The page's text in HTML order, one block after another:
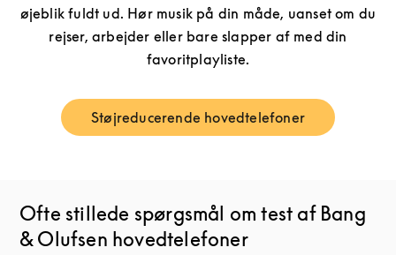
øjeblik fuldt ud. Hør musik på din måde, uanset om du
rejser, arbejder eller bare slapper af med din
favoritplayliste.
Støjreducerende hovedtelefoner
Link Opens in New Tab
Ofte stillede spørgsmål om test af Bang
& Olufsen hovedtelefoner